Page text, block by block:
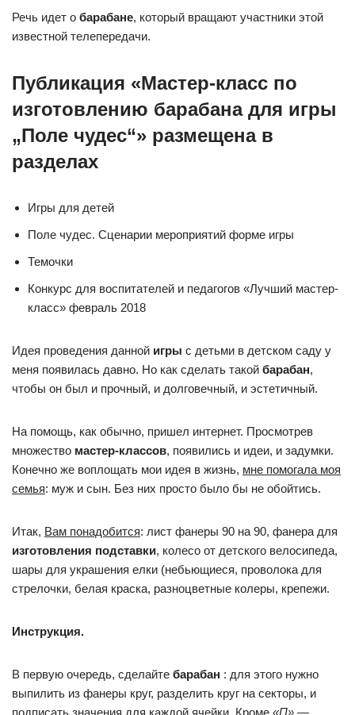
Речь идет о барабане, который вращают участники этой
известной телепередачи.
Публикация «Мастер-класс по
изготовлению барабана для игры
„Поле чудес“» размещена в
разделах
Игры для детей
Поле чудес. Сценарии мероприятий форме игры
Темочки
Конкурс для воспитателей и педагогов «Лучший мастер-
класс» февраль 2018
Идея проведения данной игры с детьми в детском саду у
меня появилась давно. Но как сделать такой барабан,
чтобы он был и прочный, и долговечный, и эстетичный.
На помощь, как обычно, пришел интернет. Просмотрев
множество мастер-классов, появились и идеи, и задумки.
Конечно же воплощать мои идея в жизнь, мне помогала моя
семья: муж и сын. Без них просто было бы не обойтись.
Итак, Вам понадобится: лист фанеры 90 на 90, фанера для
изготовления подставки, колесо от детского велосипеда,
шары для украшения елки (небьющиеся, проволока для
стрелочки, белая краска, разноцветные колеры, крепежи.
Инструкция.
В первую очередь, сделайте барабан : для этого нужно
выпилить из фанеры круг, разделить круг на секторы, и
подписать значения для каждой ячейки. Кроме «П» —